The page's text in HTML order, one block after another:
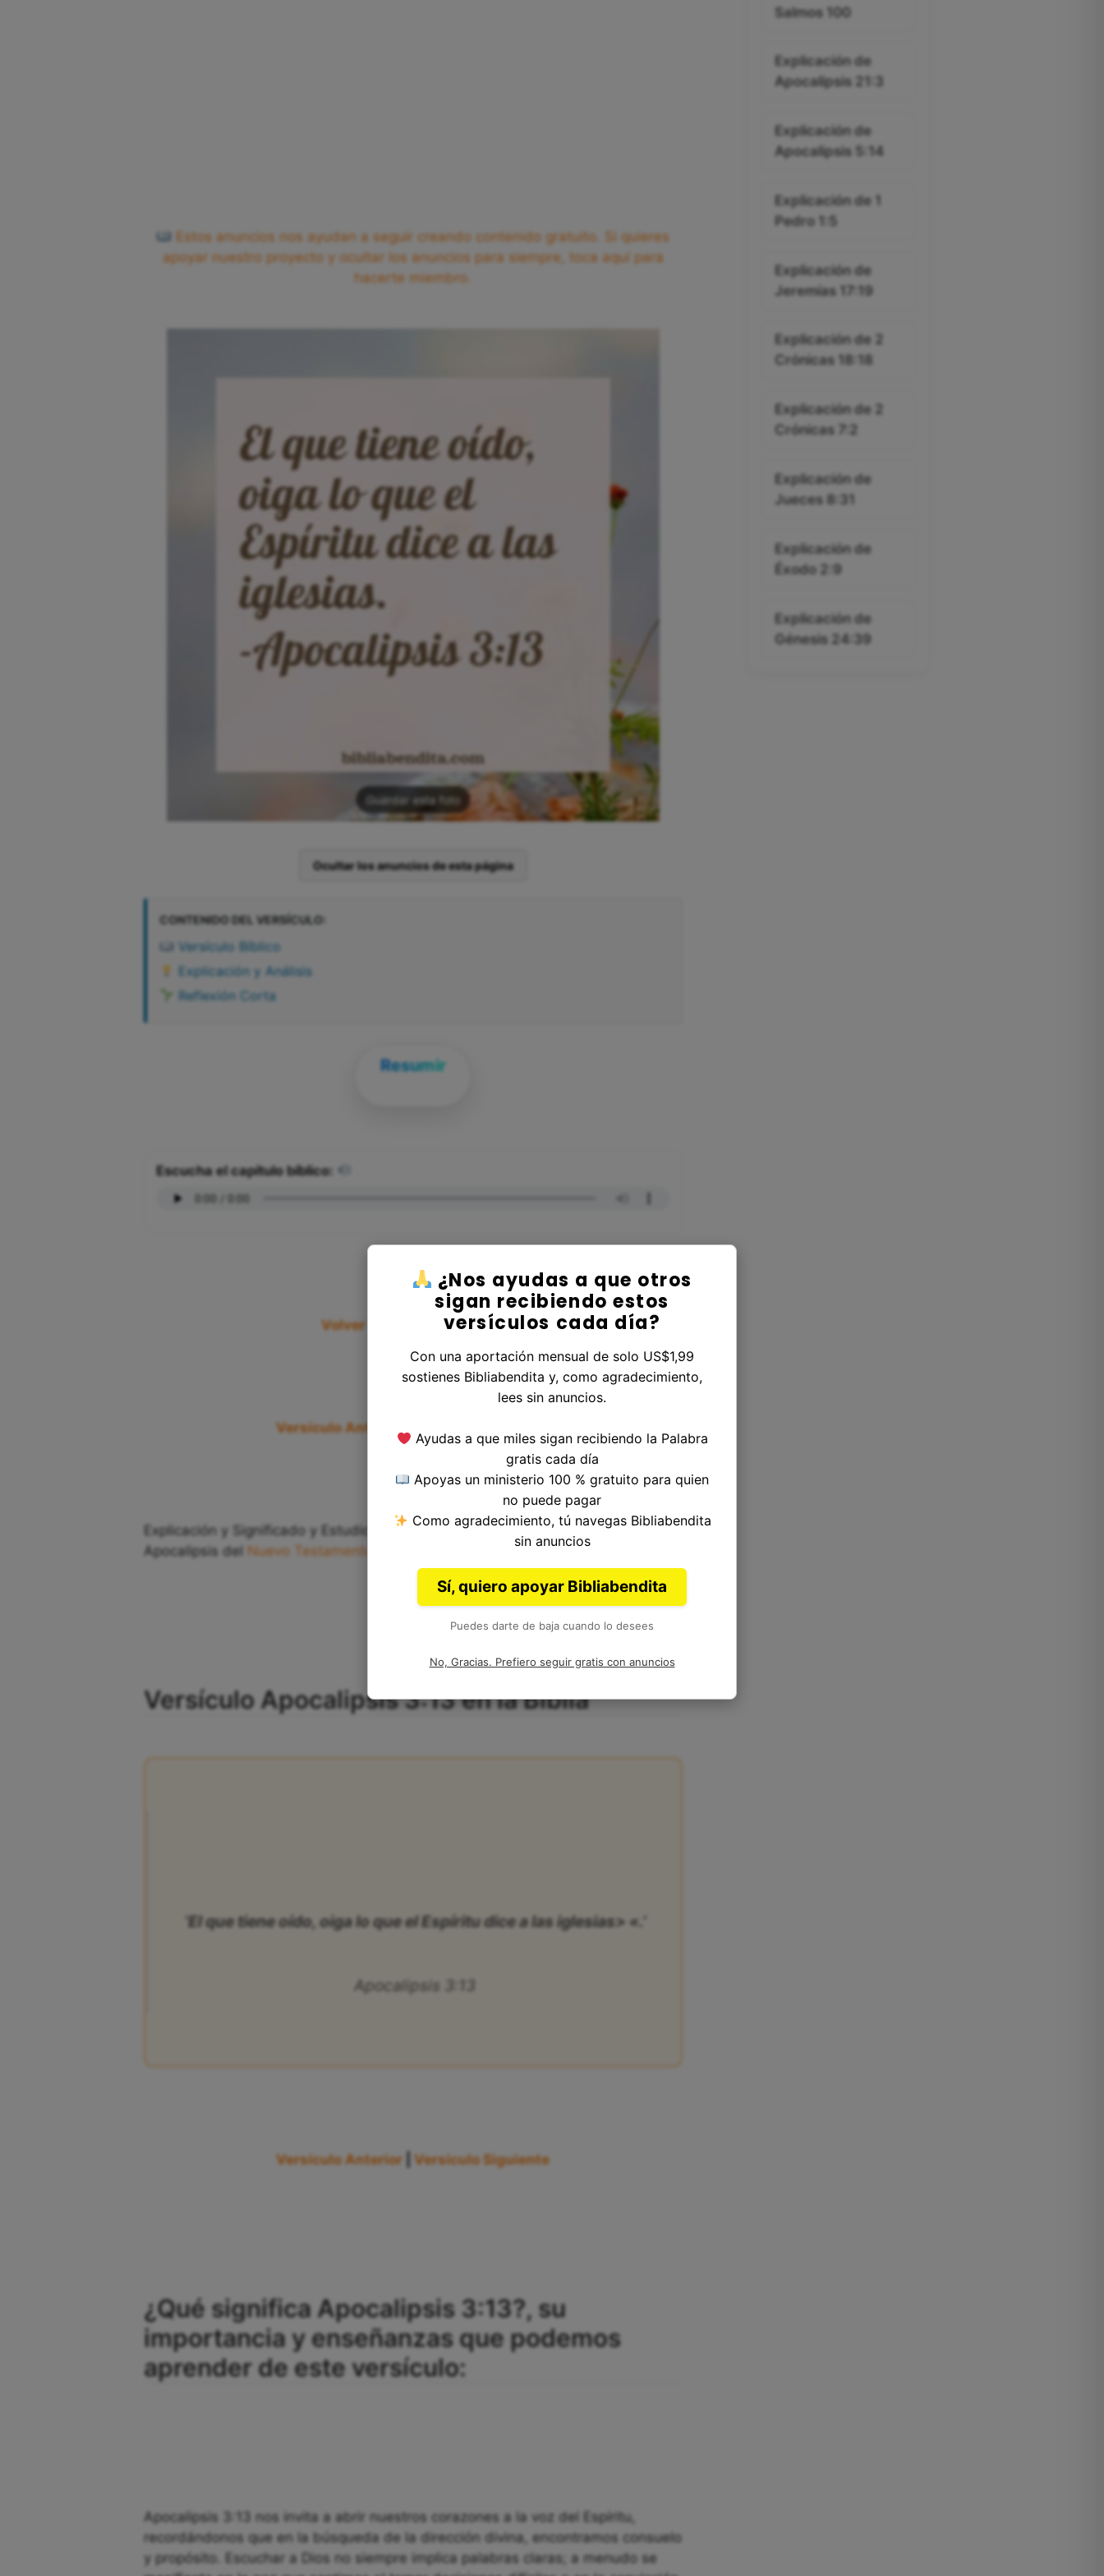
Estos anuncios nos ayudan a seguir creando contenido gratuito. Si quieres
apoyar nuestro proyecto y ocultar los anuncios para siempre, toca aquí para
hacerte miembro.
Guardar esta foto
Ocultar los anuncios de esta página
CONTENIDO DEL VERSÍCULO:
Versículo Bíblico
Explicación y Análisis
Reflexión Corta
Resumir
Escucha el capítulo bíblico:
Volver al Libro Apocalipsis
Versículo Anterior
Explicación y Significado y Estudio del Versículo 13, Capítulo 3, Libro de
Apocalipsis del Nuevo Testamento en la Biblia. Autoría: Juan.
Versículo Apocalipsis 3:13 en la Biblia
‘El que tiene oído, oiga lo que el Espíritu dice a las iglesias> «.’
Apocalipsis 3:13
Versículo Anterior |Versículo Siguiente
¿Qué significa Apocalipsis 3:13?, su
importancia y enseñanzas que podemos
aprender de este versículo:
Apocalipsis 3:13 nos invita a abrir nuestros corazones a la voz del Espíritu,
recordándonos que en la búsqueda de la dirección divina, encontramos consuelo
y propósito. Escuchar a Dios no siempre implica palabras claras; a menudo se
Salmos 100
Explicación de
Apocalipsis 21:3
Explicación de
Apocalipsis 5:14
Explicación de 1
Pedro 1:5
Explicación de
Jeremías 17:19
Explicación de 2
Crónicas 18:18
Explicación de 2
Crónicas 7:2
Explicación de
Jueces 8:31
Explicación de
Éxodo 2:9
Explicación de
Génesis 24:39
¿Nos ayudas a que otros
sigan recibiendo estos
versículos cada día?
Con una aportación mensual de solo US$1,99
sostienes Bibliabendita y, como agradecimiento,
lees sin anuncios.
Ayudas a que miles sigan recibiendo la Palabra
gratis cada día
Apoyas un ministerio 100 % gratuito para quien
no puede pagar
Como agradecimiento, tú navegas Bibliabendita
sin anuncios
Sí, quiero apoyar Bibliabendita
Puedes darte de baja cuando lo desees
No, Gracias. Prefiero seguir gratis con anuncios